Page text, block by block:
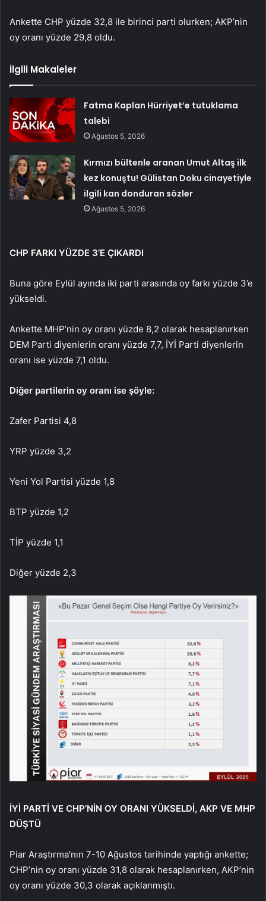
Ankette CHP yüzde 32,8 ile birinci parti olurken; AKP’nin
oy oranı yüzde 29,8 oldu.
İlgili Makaleler
Fatma Kaplan Hürriyet’e tutuklama
talebi
Ağustos 5, 2026
Kırmızı bültenle aranan Umut Altaş ilk
kez konuştu! Gülistan Doku cinayetiyle
ilgili kan donduran sözler
Ağustos 5, 2026
CHP FARKI YÜZDE 3’E ÇIKARDI
Buna göre Eylül ayında iki parti arasında oy farkı yüzde 3’e
yükseldi.
Ankette MHP’nin oy oranı yüzde 8,2 olarak hesaplanırken
DEM Parti diyenlerin oranı yüzde 7,7, İYİ Parti diyenlerin
oranı ise yüzde 7,1 oldu.
Diğer partilerin oy oranı ise şöyle:
Zafer Partisi 4,8
YRP yüzde 3,2
Yeni Yol Partisi yüzde 1,8
BTP yüzde 1,2
TİP yüzde 1,1
Diğer yüzde 2,3
İYİ PARTİ VE CHP’NİN OY ORANI YÜKSELDİ, AKP VE MHP
DÜŞTÜ
Piar Araştırma’nın 7-10 Ağustos tarihinde yaptığı ankette;
CHP’nin oy oranı yüzde 31,8 olarak hesaplanırken, AKP’nin
oy oranı yüzde 30,3 olarak açıklanmıştı.